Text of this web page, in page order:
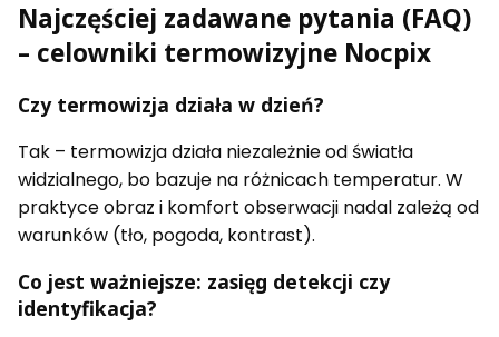
Najczęściej zadawane pytania (FAQ)
– celowniki termowizyjne Nocpix
Czy termowizja działa w dzień?
Tak – termowizja działa niezależnie od światła
widzialnego, bo bazuje na różnicach temperatur. W
praktyce obraz i komfort obserwacji nadal zależą od
warunków (tło, pogoda, kontrast).
Co jest ważniejsze: zasięg detekcji czy
identyfikacja?